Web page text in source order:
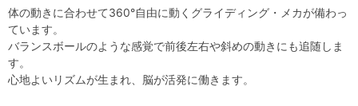
体の動きに合わせて360°自由に動くグライディング・メカが備わっ
ています。
バランスボールのような感覚で前後左右や斜めの動きにも追随しま
す。
心地よいリズムが生まれ、脳が活発に働きます。